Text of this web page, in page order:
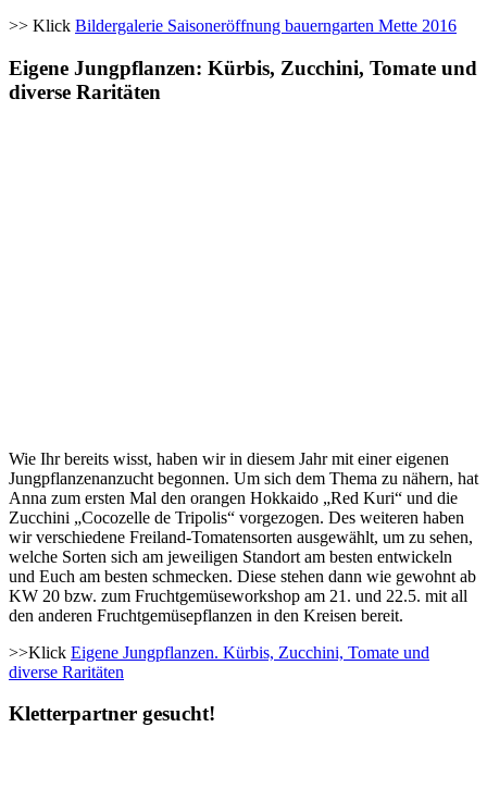
>> Klick Bildergalerie Saisoneröffnung bauerngarten Mette 2016
Eigene Jungpflanzen: Kürbis, Zucchini, Tomate und
diverse Raritäten
Wie Ihr bereits wisst, haben wir in diesem Jahr mit einer eigenen
Jungpflanzenanzucht begonnen. Um sich dem Thema zu nähern, hat
Anna zum ersten Mal den orangen Hokkaido „Red Kuri“ und die
Zucchini „Cocozelle de Tripolis“ vorgezogen. Des weiteren haben
wir verschiedene Freiland-Tomatensorten ausgewählt, um zu sehen,
welche Sorten sich am jeweiligen Standort am besten entwickeln
und Euch am besten schmecken. Diese stehen dann wie gewohnt ab
KW 20 bzw. zum Fruchtgemüseworkshop am 21. und 22.5. mit all
den anderen Fruchtgemüsepflanzen in den Kreisen bereit.
>>Klick Eigene Jungpflanzen. Kürbis, Zucchini, Tomate und
diverse Raritäten
Kletterpartner gesucht!